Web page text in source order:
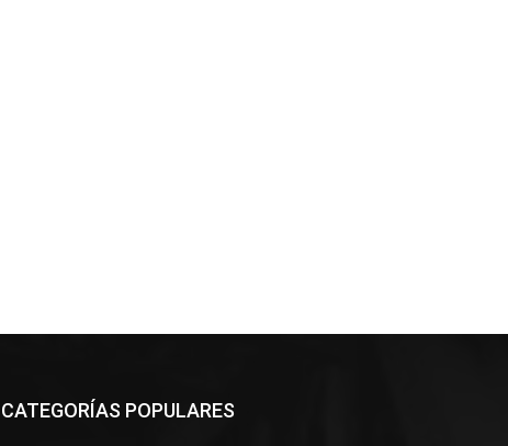
CATEGORÍAS POPULARES